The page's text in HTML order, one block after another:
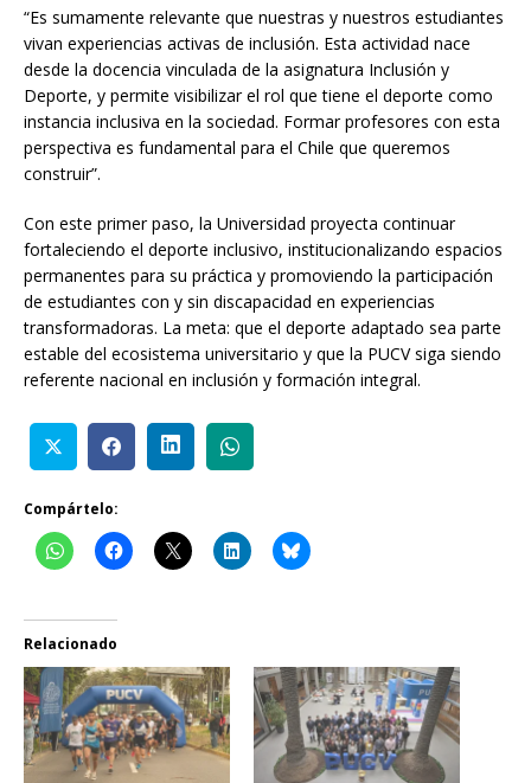
“Es sumamente relevante que nuestras y nuestros estudiantes
vivan experiencias activas de inclusión. Esta actividad nace
desde la docencia vinculada de la asignatura Inclusión y
Deporte, y permite visibilizar el rol que tiene el deporte como
instancia inclusiva en la sociedad. Formar profesores con esta
perspectiva es fundamental para el Chile que queremos
construir”.
Con este primer paso, la Universidad proyecta continuar
fortaleciendo el deporte inclusivo, institucionalizando espacios
permanentes para su práctica y promoviendo la participación
de estudiantes con y sin discapacidad en experiencias
transformadoras. La meta: que el deporte adaptado sea parte
estable del ecosistema universitario y que la PUCV siga siendo
referente nacional en inclusión y formación integral.
Compártelo:
Relacionado